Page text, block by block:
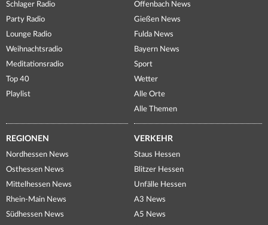
Schlager Radio
Party Radio
Lounge Radio
Weihnachtsradio
Meditationsradio
Top 40
Playlist
Offenbach News
Gießen News
Fulda News
Bayern News
Sport
Wetter
Alle Orte
Alle Themen
REGIONEN
Nordhessen News
Osthessen News
Mittelhessen News
Rhein-Main News
Südhessen News
VERKEHR
Staus Hessen
Blitzer Hessen
Unfälle Hessen
A3 News
A5 News